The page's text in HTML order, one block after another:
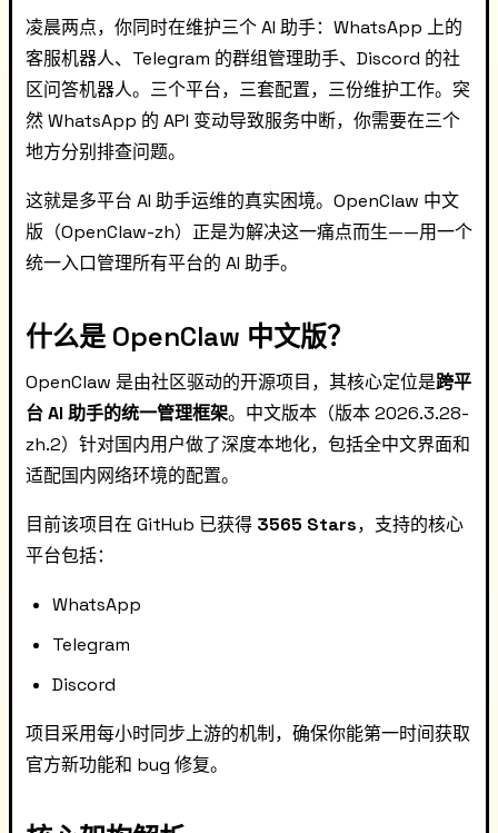
凌晨两点，你同时在维护三个 AI 助手：WhatsApp 上的
客服机器人、Telegram 的群组管理助手、Discord 的社
区问答机器人。三个平台，三套配置，三份维护工作。突
然 WhatsApp 的 API 变动导致服务中断，你需要在三个
地方分别排查问题。
这就是多平台 AI 助手运维的真实困境。OpenClaw 中文
版（OpenClaw-zh）正是为解决这一痛点而生——用一个
统一入口管理所有平台的 AI 助手。
什么是 OpenClaw 中文版？
OpenClaw 是由社区驱动的开源项目，其核心定位是跨平
台 AI 助手的统一管理框架。中文版本（版本 2026.3.28-
zh.2）针对国内用户做了深度本地化，包括全中文界面和
适配国内网络环境的配置。
目前该项目在 GitHub 已获得 3565 Stars，支持的核心
平台包括：
WhatsApp
Telegram
Discord
项目采用每小时同步上游的机制，确保你能第一时间获取
官方新功能和 bug 修复。